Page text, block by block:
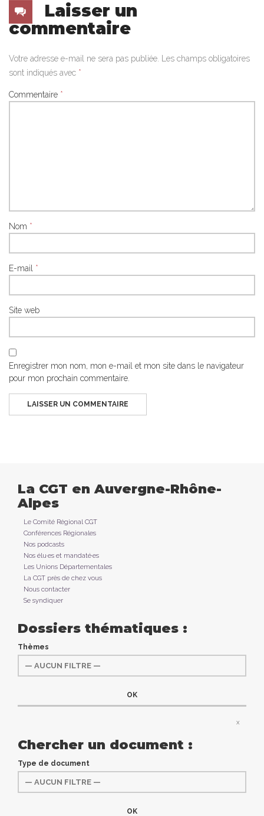
Laisser un
commentaire
Votre adresse e-mail ne sera pas publiée.
Les champs obligatoires
sont indiqués avec *
Commentaire *
Nom *
E-mail *
Site web
Enregistrer mon nom, mon e-mail et mon site dans le navigateur
pour mon prochain commentaire.
La CGT en Auvergne-Rhône-
Alpes
Le Comité Régional CGT
Conférences Régionales
Nos podcasts
Nos élu·es et mandaté·es
Les Unions Départementales
La CGT près de chez vous
Nous contacter
Se syndiquer
Dossiers thématiques :
Thèmes
x
Chercher un document :
Type de document